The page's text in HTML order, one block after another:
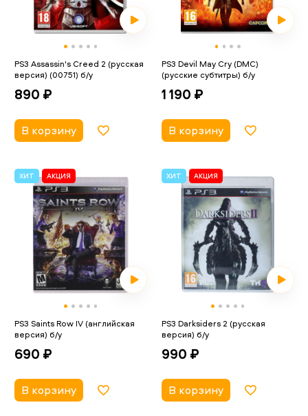
PS3 Assassin's Creed 2 (русская
версия) (00751) б/у
890 ₽
В корзину
PS3 Devil May Cry (DMC)
(русские субтитры) б/у
1 190 ₽
В корзину
ХИТ АКЦИЯ
PS3 Saints Row IV (английская
версия) б/у
690 ₽
В корзину
ХИТ АКЦИЯ
PS3 Darksiders 2 (русская
версия) б/у
990 ₽
В корзину